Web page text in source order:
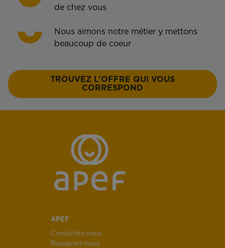
de chez vous
Nous aimons notre métier y mettons
beaucoup de coeur
TROUVEZ L’OFFRE QUI VOUS
CORRESPOND
APEF
Contactez-nous
Rejoignez-nous